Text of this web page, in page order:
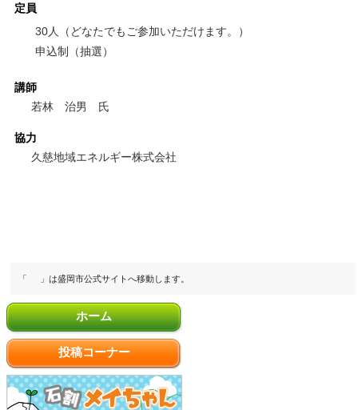
ホーム
投稿コーナー
定員
30人（どなたでもご参加いただけます。）
申込制（抽選）
講師
若林 治男 氏
協力
久慈地域エネルギー株式会社
「 」は盛岡市公式サイトへ移動します。